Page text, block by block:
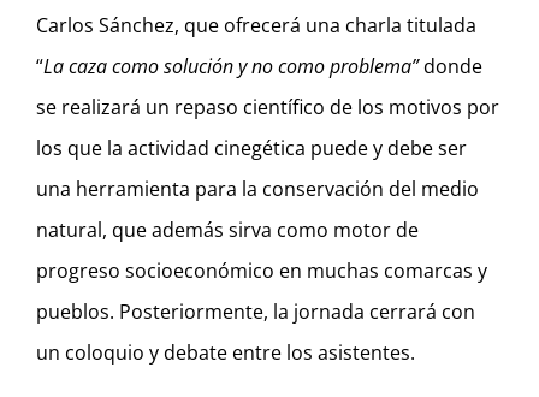
Carlos Sánchez, que ofrecerá una charla titulada
“La caza como solución y no como problema”donde
se realizará un repaso científico de los motivos por
los que la actividad cinegética puede y debe ser
una herramienta para la conservación del medio
natural, que además sirva como motor de
progreso socioeconómico en muchas comarcas y
pueblos. Posteriormente, la jornada cerrará con
un coloquio y debate entre los asistentes.